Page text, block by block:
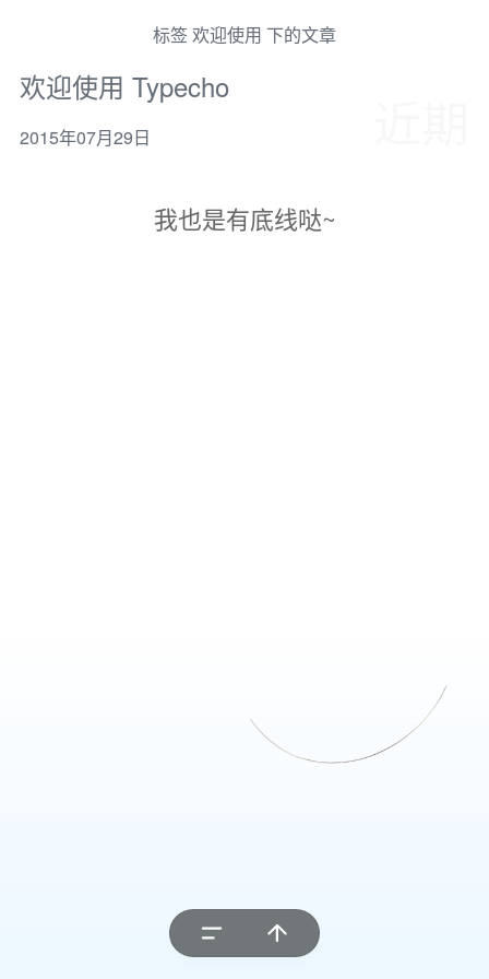
标签 欢迎使用 下的文章
欢迎使用 Typecho
2015年07月29日
我也是有底线哒~